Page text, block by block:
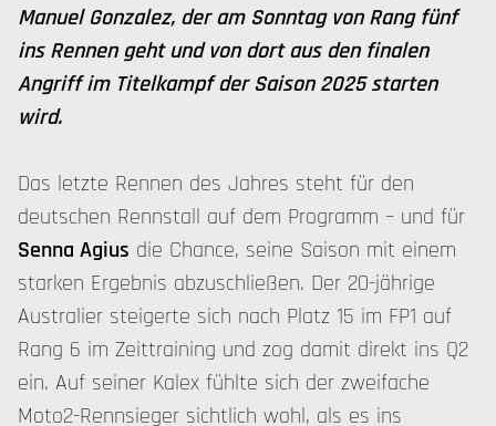
Manuel Gonzalez, der am Sonntag von Rang fünf
ins Rennen geht und von dort aus den finalen
Angriff im Titelkampf der Saison 2025 starten
wird.
Das letzte Rennen des Jahres steht für den
deutschen Rennstall auf dem Programm – und für
Senna Agius die Chance, seine Saison mit einem
starken Ergebnis abzuschließen. Der 20-jährige
Australier steigerte sich nach Platz 15 im FP1 auf
Rang 6 im Zeittraining und zog damit direkt ins Q2
ein. Auf seiner Kalex fühlte sich der zweifache
Moto2-Rennsieger sichtlich wohl, als es ins